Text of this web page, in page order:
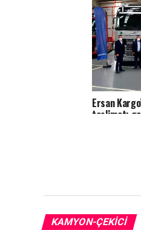
Ersan
teslimatı
KAMYON-ÇEKICI